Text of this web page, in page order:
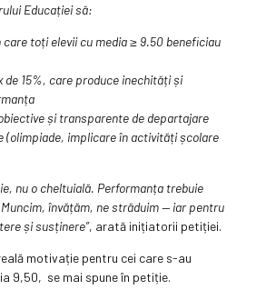
Educației să:
care toți elevii cu media ≥ 9.50 beneficiau
de 15%, care produce inechități și
și transparente de departajare
(olimpiade, implicare în activități școlare
nu o cheltuială. Performanța trebuie
învățăm, ne străduim — iar pentru
și susținere”, arată inițiatorii petiției.
motivație pentru cei care s-au
9,50, se mai spune în petiție.